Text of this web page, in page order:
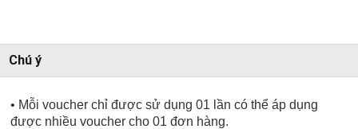
Chú ý
• Mỗi voucher chỉ được sử dụng 01 lần có thể áp dụng
được nhiều voucher cho 01 đơn hàng.